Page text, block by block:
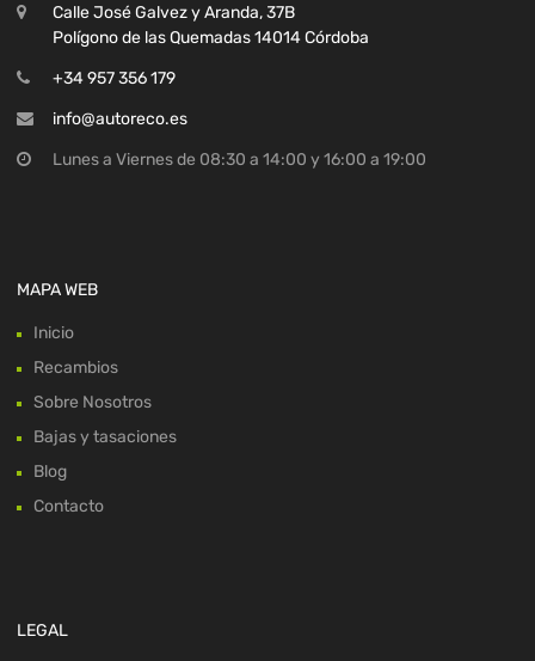
Calle José Galvez y Aranda, 37B
Polígono de las Quemadas 14014 Córdoba
+34 957 356 179
info@autoreco.es
Lunes a Viernes de 08:30 a 14:00 y 16:00 a 19:00
MAPA WEB
Inicio
Recambios
Sobre Nosotros
Bajas y tasaciones
Blog
Contacto
LEGAL